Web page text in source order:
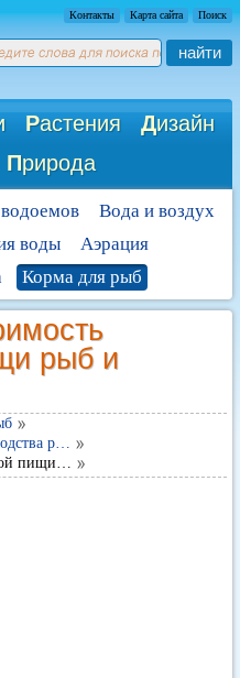
Контакты Карта сайта Поиск
найти
Растения Дизайн
Природа
Вода и воздух
воды
Аэрация
Корма для рыб
рыб и
р…
пищи…